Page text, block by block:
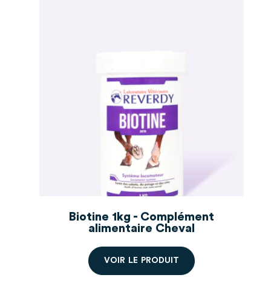
Biotine 1kg - Complément
alimentaire Cheval
VO R LE PRO DU T